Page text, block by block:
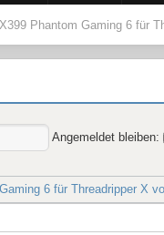
Phantom Gaming 6 für
Angemeldet bleiben:
6 für Threadripper X